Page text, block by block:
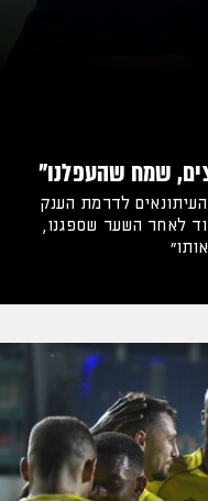
שמח שהעפלנו"
לדרמת הענק
לאחר השער שספגנו,